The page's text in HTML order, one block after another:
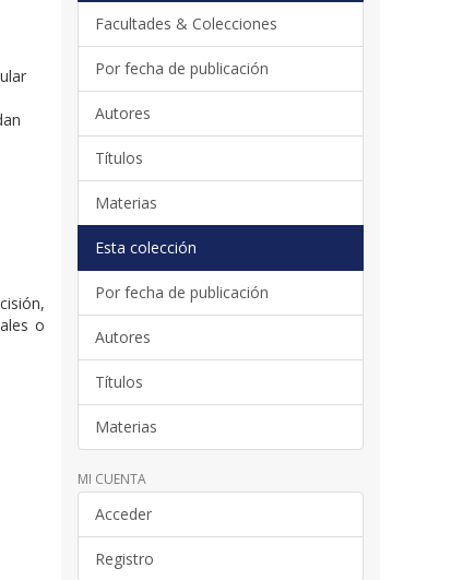
o
Facultades & Colecciones
Por fecha de publicación
Autores
Títulos
Materias
Esta colección
Por fecha de publicación
Autores
Títulos
Materias
MI CUENTA
Acceder
Registro